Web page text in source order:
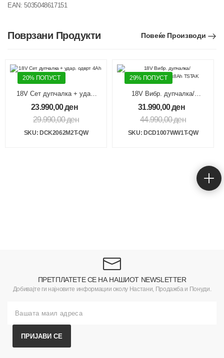
EAN:5035048617151
Поврзани Продукти Повеќе Производи
20% ПОПУСТ
18V Сет дупчалка + удар.
одврт 4Ah TSTAK
23.990,00ден
29.990,00ден
SKU: DCK2062M2T-QW
29% ПОПУСТ
18V Вибр. дупчалка/
одвртувач 169Nm 1x8Ah TSTAK
31.990,00ден
44.990,00ден
SKU: DCD1007WW1T-QW
ПРЕТПЛАТЕТЕ СЕ НА НАШИОТ NEWSLETTER
Добивајте ги најновите информации околу Настани, Продажба и Понуди.
ПРИЈАВИ СЕ